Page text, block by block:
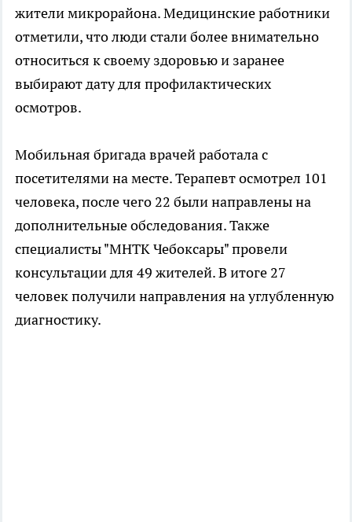
жители микрорайона. Медицинские работники
отметили, что люди стали более внимательно
относиться к своему здоровью и заранее
выбирают дату для профилактических
осмотров.
Мобильная бригада врачей работала с
посетителями на месте. Терапевт осмотрел 101
человека, после чего 22 были направлены на
дополнительные обследования. Также
специалисты "МНТК Чебоксары" провели
консультации для 49 жителей. В итоге 27
человек получили направления на углубленную
диагностику.